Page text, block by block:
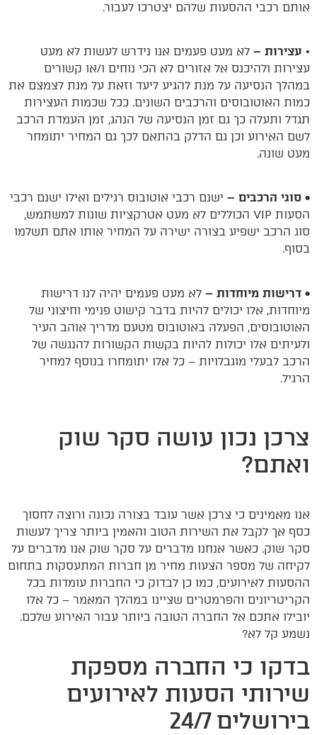
אותם רכבי ההסעות שלהם יצטרכו לעבור.
• עצירות – לא מעט פעמים אנו נידרש לעשות לא מעט
עצירות ולהיכנס אל אזורים לא הכי נוחים ו/או קשורים
במהלך הנסיעה על מנת להגיע ליעד וזאת על מנת לצמצם את
כמות האוטובוסים והרכבים השונים. ככל שכמות העצירות
תגדל ותעלה כך גם זמן הנסיעה של הנהג, זמן העמדת הרכב
לשם האירוע וכן גם הדלק בהתאם לכך גם המחיר יתומחר
מעט שונה.
• סוגי הרכבים – ישנם רכבי אוטובוס רגילים ואילו ישנם רכבי
הסעות VIP הכוללים לא מעט אטרקציות שונות למשתמש,
סוג הרכב ישפיע בצורה ישירה על המחיר אותו אתם תשלמו
בסוף.
• דרישות מיוחדות – לא מעט פעמים יהיה לנו דרישות
מיוחדות, אלו יכולים להיות בדבר קישוט פנימי וחיצוני של
האוטובוסים, הפעלה באוטובוס מטעם מדריך אוהב העיר
ולעיתים אלו יכולות להיות בקשות הקשורות להנגשה של
הרכב לבעלי מוגבלויות – כל אלו יתומחרו בנוסף למחיר
הרגיל.
צרכן נכון עושה סקר שוק
ואתם?
אנו מאמינים כי צרכן אשר עובד בצורה נכונה ורוצה לחסוך
כסף אך לקבל את השירות הטוב והאמין ביותר צריך לעשות
סקר שוק. כאשר אנחנו מדברים על סקר שוק אנו מדברים על
לקיחה של מספר הצעות מחיר מן חברות המתעסקות בתחום
ההסעות לאירועים, כמו כן לבדוק כי החברות עומדות בכל
הקריטריונים והפרמטרים שציינו במהלך המאמר – כל אלו
יובילו אתכם אל החברה הטובה ביותר עבור האירוע שלכם.
נשמע קל לא?
בדקו כי החברה מספקת
שירותי הסעות לאירועים
בירושלים 24/7